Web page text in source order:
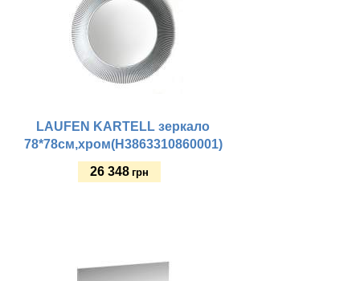
LAUFEN KARTELL зеркало
78*78см,хром(H3863310860001)
26 348 грн